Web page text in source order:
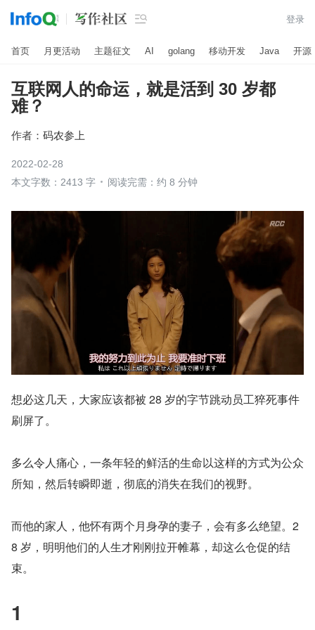
 登录
首页 月更活动 主题征文 AI golang 移动开发 Java 开源
互联网人的命运，就是活到 30 岁都
难？
作者： 码农参上
2022-02-28
本文字数：2413 字
阅读完需：约 8 分钟
想必这几天，大家应该都被 28 岁的字节跳动员工猝死事件
刷屏了。
多么令人痛心，一条年轻的鲜活的生命以这样的方式为公众
所知，然后转瞬即逝，彻底的消失在我们的视野。
而他的家人，他怀有两个月身孕的妻子，会有多么绝望。2
8 岁，明明他们的人生才刚刚拉开帷幕，却这么仓促的结
束。
1